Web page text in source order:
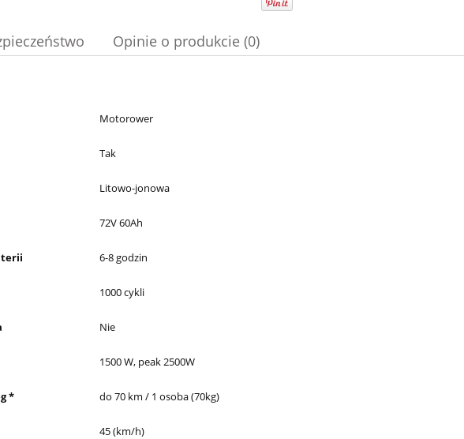
Opinie o produkcie (0)
Motorower
Tak
Litowo-jonowa
72V 60Ah
6-8 godzin
1000 cykli
Nie
1500 W, peak 2500W
* do 70 km / 1 osoba (70kg)
45 (km/h)